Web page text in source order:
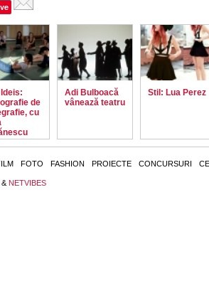
Ideis:
de
cu
Adi Bulboacă
vânează teatru
Stil: Lua Perez
FOTO FASHION PROIECTE CONCURSURI
& NETVIBES